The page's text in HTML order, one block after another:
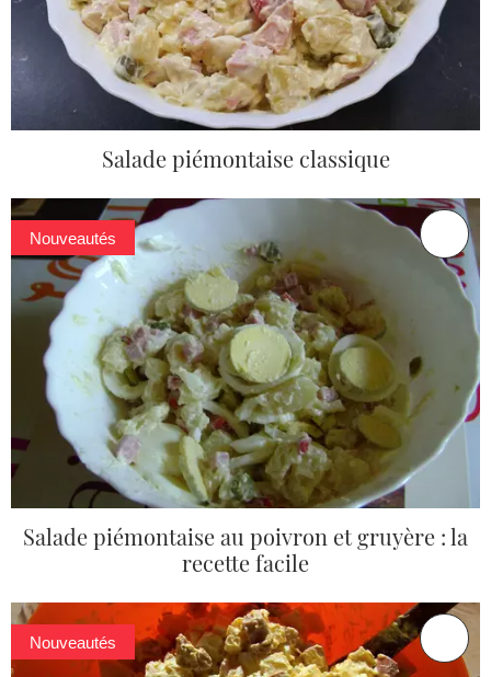
Salade piémontaise classique
Nouveautés
Salade piémontaise au poivron et gruyère : la
recette facile
Nouveautés